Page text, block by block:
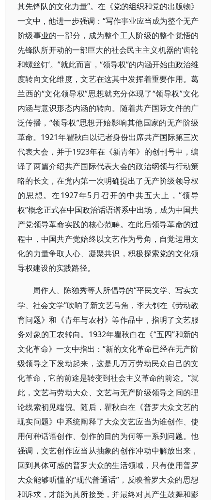
其先锋队的文化力量”。在《党的组织和党的出版物》
一文中，他进一步强调：“写作事业应当成为整个无产
阶级事业的一部分，成为整个工人阶级的整个觉悟的
先锋队所开动的一部巨大的社会民主主义机器的‘齿轮
和螺丝钉’。”就此而言，“领导权”的内涵开始由政治维
度转向文化维度，文艺在这其中发挥着重要作用。葛
兰西的“文化领导权”思想就充分体现了“领导权”文化
内涵与意识形态内涵的转向。随着共产国际文件的广
泛传播，“领导权”思想开始影响其他国家的无产阶级
革命。1921年瞿秋白以记者身份出席共产国际第三次
代表大会，并于1923年在《新青年》的创刊号中，编
译了两篇介绍共产国际代表大会的政治纲领与行动策
略的长文，在党内第一次明确提出了无产阶级领导权
的思想。在1927年5月召开的中共五大上，“领导
权”概念正式在中国政治话语谱系中出场，成为中国共
产党领导革命实践的核心范畴。在此后领导革命的过
程中，中国共产党始终以文艺作为号角，自觉运用文
化的力量争取人心、凝聚共识，积极探索党的文化领
导权建设的实践路径。
周作人、陈独秀等人所倡导的“平民文学、写实文
学、社会文学”吹响了新文艺号角，李大钊在《劳动教
育问题》和《青年与农村》等作品中，指明了文艺服
务对象的工农转向。1932年瞿秋白在《“五四”和新的
文化革命》一文中指出：“新的文化革命已经在无产阶
级领导之下发动起来，这是几万万劳动民众自己的文
化革命，它的前途是转变到社会主义革命的前途。”就
此，文艺与劳动大众、文艺与无产阶级领导之间的理
论线索初见端倪。随后，瞿秋白在《普罗大众文艺的
现实问题》中系统阐释了大众文艺应当为谁创作、使
用何种话语创作、创作的目的为何等一系列问题。他
强调，文艺创作应当从抽象的创作冲动中解放出来，
回到具体可感的普罗大众的生活领域，只有使用普罗
大众能够听懂的“现代普通话”，反映普罗大众的思想
和诉求，才能为其所接受，并最终对其产生鼓舞和影